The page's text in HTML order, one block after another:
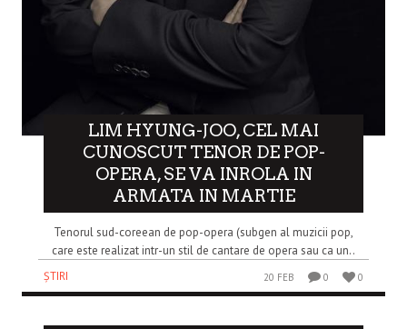
LIM HYUNG-JOO, CEL MAI
CUNOSCUT TENOR DE POP-
OPERA, SE VA INROLA IN
ARMATA IN MARTIE
Tenorul sud-coreean de pop-opera (subgen al muzicii pop,
care este realizat intr-un stil de cantare de opera sau ca un..
ȘTIRI
20 FEB 0 0